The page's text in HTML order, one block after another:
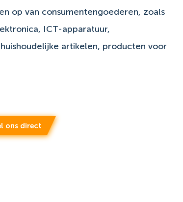
op van consumentengoederen, zoals
ICT-apparatuur,
artikelen, producten voor
ons direct